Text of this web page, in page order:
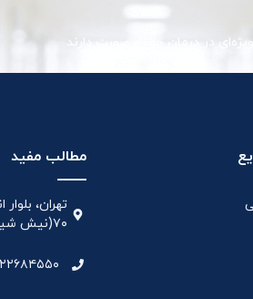
در درمان جوش صورت دارند
مطالب مفید
تهران،
۷۰(نیش شیرینی فروشی نیشکر)، واحد ۳۳ ، طبقه ۵